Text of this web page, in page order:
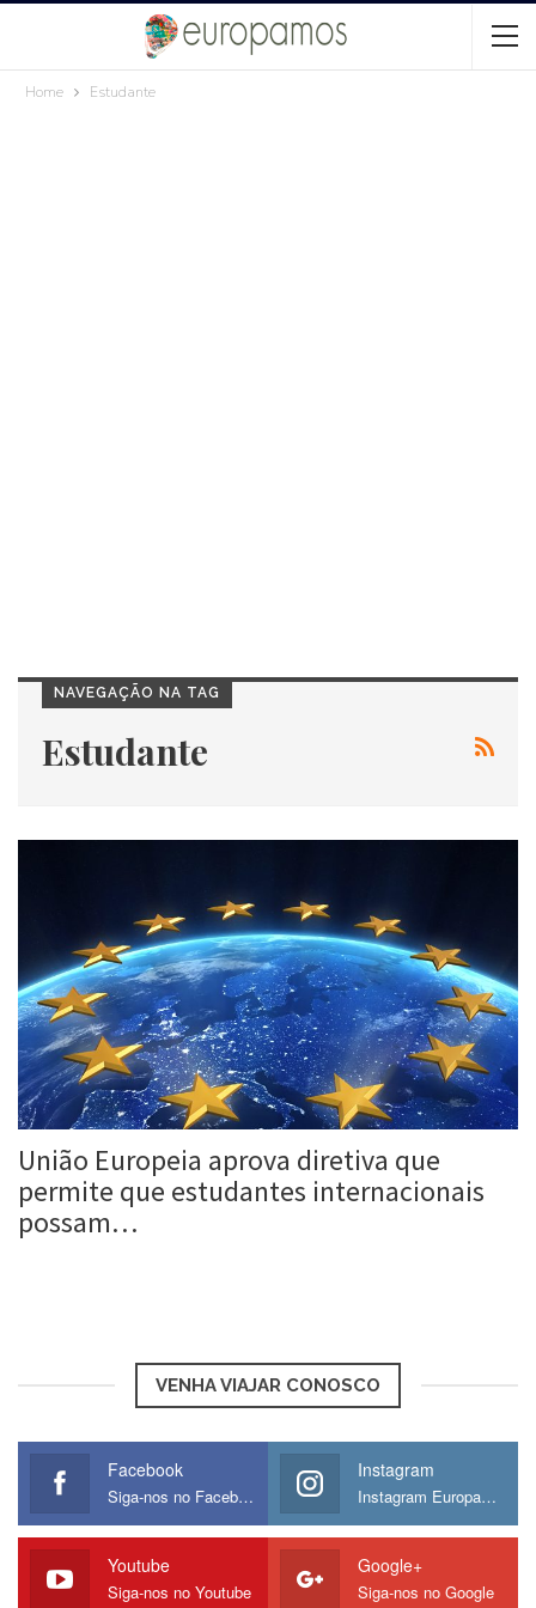
Home Estudante
NAVEGAÇÃO NA TAG
Estudante
União Europeia aprova diretiva que
permite que estudantes internacionais
possam…
VENHA VIAJAR CONOSCO
Facebook
Siga-nos no Facebook
Instagram
Instagram Europamos
Youtube
Siga-nos no Youtube
Google+
Siga-nos no Google